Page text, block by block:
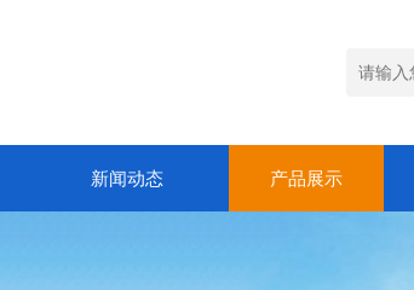
新闻动态 产品展示